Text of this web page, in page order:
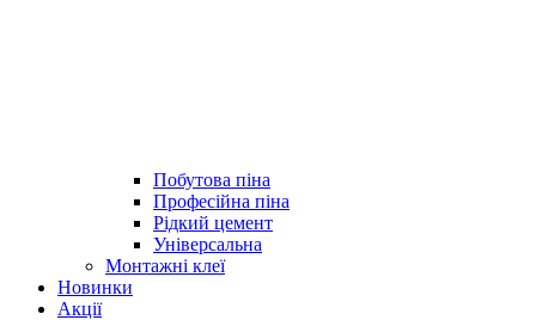
Побутова піна
Професійна піна
Рідкий цемент
Універсальна
Монтажні клеї
Новинки
Акції